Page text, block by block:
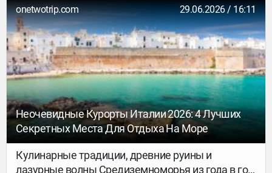
видеть бескрайнюю синеву, а затем за пару
минут доходить до пляжа. Именно поэтому
отели и апартаменты на первой линии
пользуются особым спросом среди
путешественников. Выбирая комфортное место
у воды, полезно дополнительно посмотреть
также нашу прошлую подборку с лучшими
курортными отелями для летнего отпуска, где
мы собраны проверенные варианты
размещения.
onetwotrip.com 29.06.2026 / 16:11
Неочевидные Курорты Италии 2026: 4 Лучших
Секретных Места Для Отдыха На Море
Кулинарные традиции, древние руины и
лазурные волны Средиземноморья из года в год